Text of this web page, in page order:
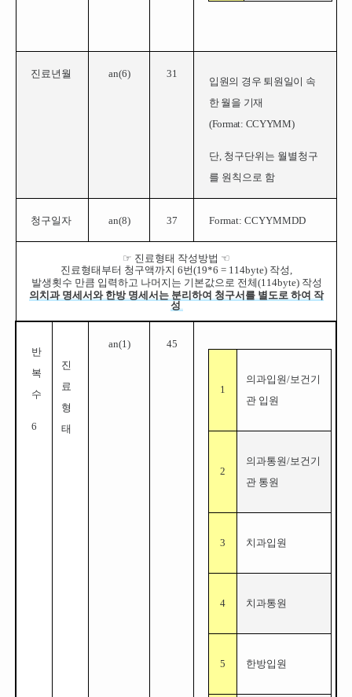
진료년월 an(6) 31
입원의 경우 퇴원일이 속
한 월을 기재
(Format: CCYYMM)
단, 청구단위는 월별청구
를 원칙으로 함
청구일자 an(8) 37 Format: CCYYMMDD
☞ 진료형태 작성방법 ☜
진료형태부터 청구액까지 6번(19*6 = 114byte) 작성,
발생횟수 만큼 입력하고 나머지는 기본값으로 전체(114byte) 작성
의치과 명세서와 한방 명세서는 분리하여 청구서를 별도로 하여 작
성
반
복
수
6
진
료
형
태
an(1) 45
1
의과입원/보건기
관 입원
2
의과통원/보건기
관 통원
3 치과입원
4 치과통원
5 한방입원